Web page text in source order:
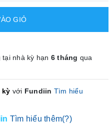
GIỎ
nhà kỳ hạn 6 tháng qua
kỳ với Fundiin Tìm hiểu
Tìm hiểu thêm(?)